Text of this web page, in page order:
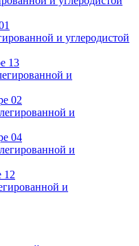
и углеродистой
13
и
02
и
04
и
12
и